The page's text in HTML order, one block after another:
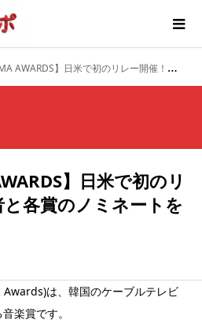
】日米で初のリレー開催！出演者と各賞のノミネートを一挙紹介
】日米で初のリ
各賞のノミネートを
は、韓国のケーブルテレビ
楽賞です。